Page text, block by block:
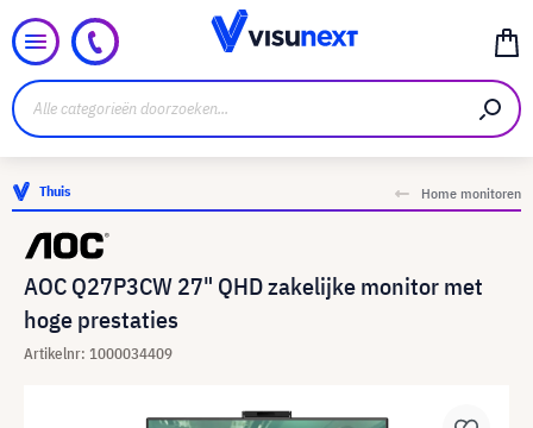
Thuis Home monitoren
AOC Q27P3CW 27" QHD zakelijke monitor met
hoge prestaties
Artikelnr: 1000034409